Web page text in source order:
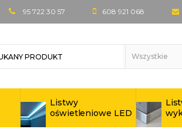
95 722 30 57 608 921 068
Listwy
oświetleniowe LED